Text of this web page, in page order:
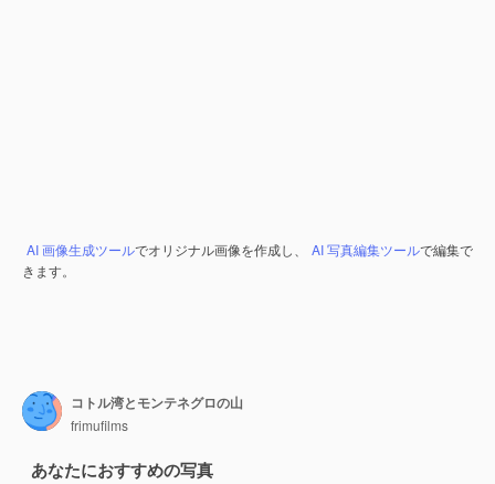
AI 画像生成ツールでオリジナル画像を作成し、 AI 写真編集ツールで編集で
きます。
コトル湾とモンテネグロの山
frimufilms
あなたにおすすめの写真